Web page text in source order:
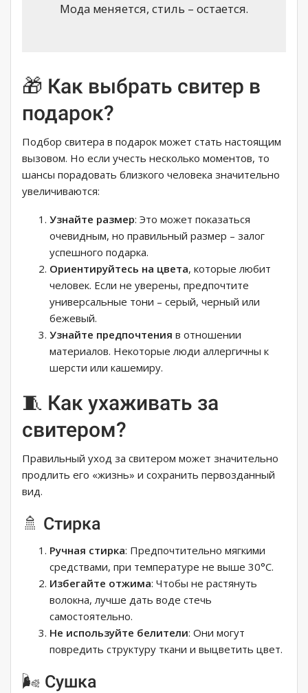
Мода меняется, стиль – остается.
🎁 Как выбрать свитер в
подарок?
Подбор свитера в подарок может стать настоящим
вызовом. Но если учесть несколько моментов, то
шансы порадовать близкого человека значительно
увеличиваются:
Узнайте размер: Это может показаться
очевидным, но правильный размер – залог
успешного подарка.
Ориентируйтесь на цвета, которые любит
человек. Если не уверены, предпочтите
универсальные тони – серый, черный или
бежевый.
Узнайте предпочтения в отношении
материалов. Некоторые люди аллергичны к
шерсти или кашемиру.
🧵 Как ухаживать за
свитером?
Правильный уход за свитером может значительно
продлить его «жизнь» и сохранить первозданный
вид.
🚿 Стирка
Ручная стирка: Предпочтительно мягкими
средствами, при температуре не выше 30°C.
Избегайте отжима: Чтобы не растянуть
волокна, лучше дать воде стечь
самостоятельно.
Не используйте белители: Они могут
повредить структуру ткани и выцветить цвет.
🌬️ Сушка